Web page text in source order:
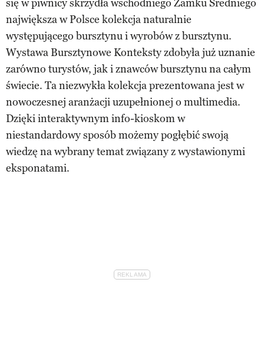
się w piwnicy skrzydła wschodniego Zamku Średniego
największa w Polsce kolekcja naturalnie
występującego bursztynu i wyrobów z bursztynu.
Wystawa Bursztynowe Konteksty zdobyła już uznanie
zarówno turystów, jak i znawców bursztynu na całym
świecie. Ta niezwykła kolekcja prezentowana jest w
nowoczesnej aranżacji uzupełnionej o multimedia.
Dzięki interaktywnym info-kioskom w
niestandardowy sposób możemy pogłębić swoją
wiedzę na wybrany temat związany z wystawionymi
eksponatami.